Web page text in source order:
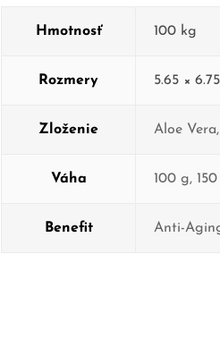
Hmotnosť 100 kg
Rozmery 5.65 ×
Zloženie Aloe Vera,
Váha 100 g,
Benefit Anti-